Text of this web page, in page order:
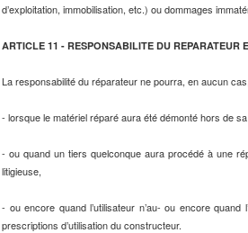
d’exploitation, immobilisation, etc.) ou dommages
ARTICLE 11 - RESPONSABILITE DU REPARATEUR
La responsabilité du réparateur ne pourra, en aucun
- lorsque le matériel réparé aura été démonté hors de
- ou quand un tiers quelconque aura procédé à une
litigieuse,
- ou encore quand l’utilisateur n’au- ou encore quand
prescriptions d’utilisation du constructeur.